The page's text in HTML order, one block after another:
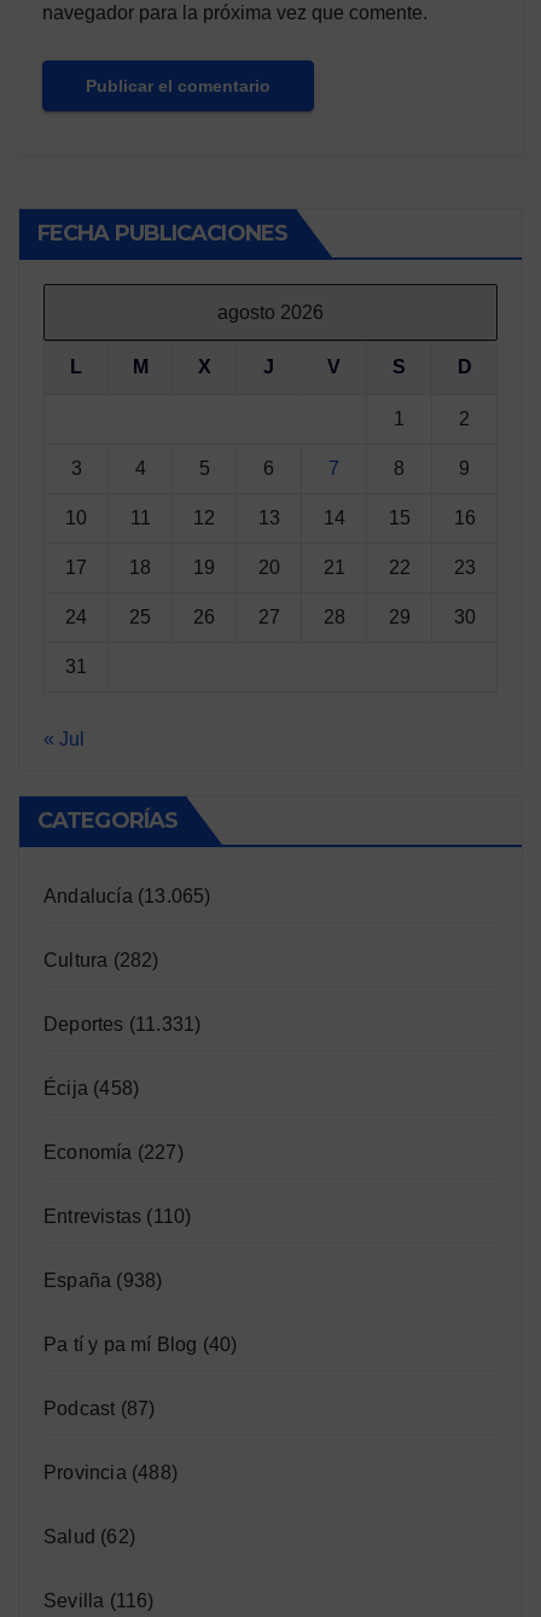
navegador para la próxima vez que comente.
FECHA PUBLICACIONES
agosto 2026
L M X J V S D
1 2
3 4 5 6 7 8 9
10 11 12 13 14 15 16
17 18 19 20 21 22 23
24 25 26 27 28 29 30
31
« Jul
CATEGORÍAS
Andalucía (13.065)
Cultura (282)
Deportes (11.331)
Écija (458)
Economía (227)
Entrevistas (110)
España (938)
Pa tí y pa mí Blog (40)
Podcast (87)
Provincia (488)
Salud (62)
Sevilla (116)